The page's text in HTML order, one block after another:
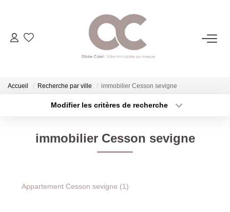
06.14.98.69.34
ACHETER
ESTIMER
Accueil Recherche par ville immobilier Cesson sevigne
Modifier les critères de recherche
Type de bien
immobilier Cesson sevigne
Appartement Cesson sevigne (1)